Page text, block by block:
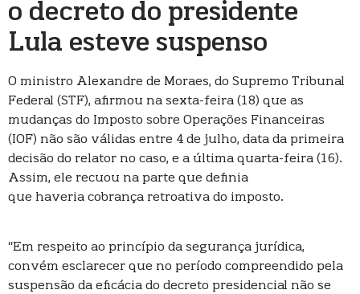
o decreto do presidente
Lula esteve suspenso
O ministro Alexandre de Moraes, do Supremo Tribunal
Federal (STF), afirmou na sexta-feira (18) que as
mudanças do Imposto sobre Operações Financeiras
(IOF) não são válidas entre 4 de julho, data da primeira
decisão do relator no caso, e a última quarta-feira (16).
Assim, ele recuou na parte que definia
que haveria cobrança retroativa do imposto.
“Em respeito ao princípio da segurança jurídica,
convém esclarecer que no período compreendido pela
suspensão da eficácia do decreto presidencial não se